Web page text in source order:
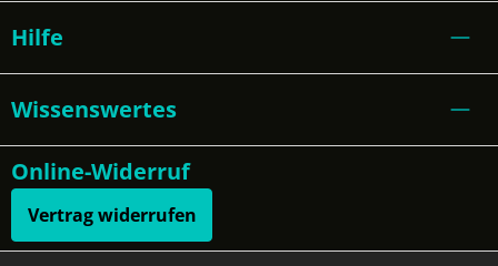
Hilfe
Wissenswertes
Online-Widerruf
Vertrag widerrufen